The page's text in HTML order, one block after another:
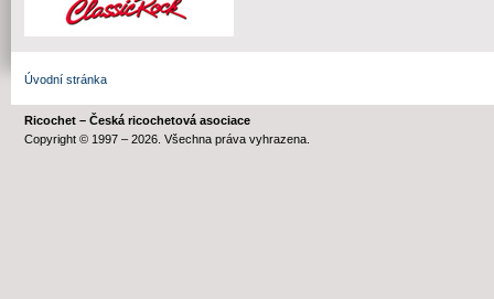
Úvodní stránka
Ricochet – Česká ricochetová asociace
Copyright © 1997 – 2026. Všechna práva vyhrazena.